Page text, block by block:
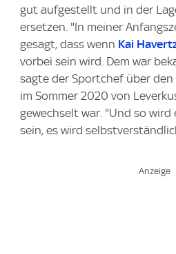
gut aufgestellt und in der
ersetzen. "In meiner
gesagt, dass wenn Kai
vorbei sein wird. Dem war
sagte der Sportchef über
im Sommer 2020 von
gewechselt war. "Und so
sein, es wird